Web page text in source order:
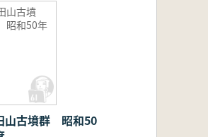
山古墳
和50年
山古墳群 昭和50